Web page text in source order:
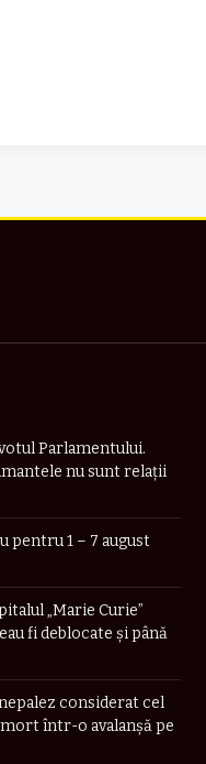
Parlamentului.
nu sunt relații
pentru 1 – 7 august
„Marie Curie”
fi deblocate și până
considerat cel
într-o avalanșă pe